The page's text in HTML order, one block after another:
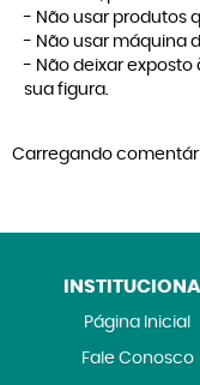
- Não usar produtos
- Não usar máquina
- Não deixar exposto
sua figura.
Carregando
Página Inicial
Fale Conosco